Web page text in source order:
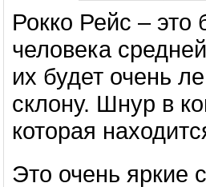
Рокко Рейс – это
человека
их будет очень
склону. Шнур в
которая
Это очень яркие